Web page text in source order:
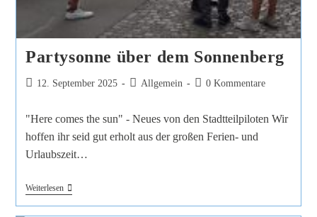
Partysonne über dem Sonnenberg
12. September 2025 Allgemein 0 Kommentare
"Here comes the sun" - Neues von den Stadtteilpiloten Wir
hoffen ihr seid gut erholt aus der großen Ferien- und
Urlaubszeit…
Weiterlesen